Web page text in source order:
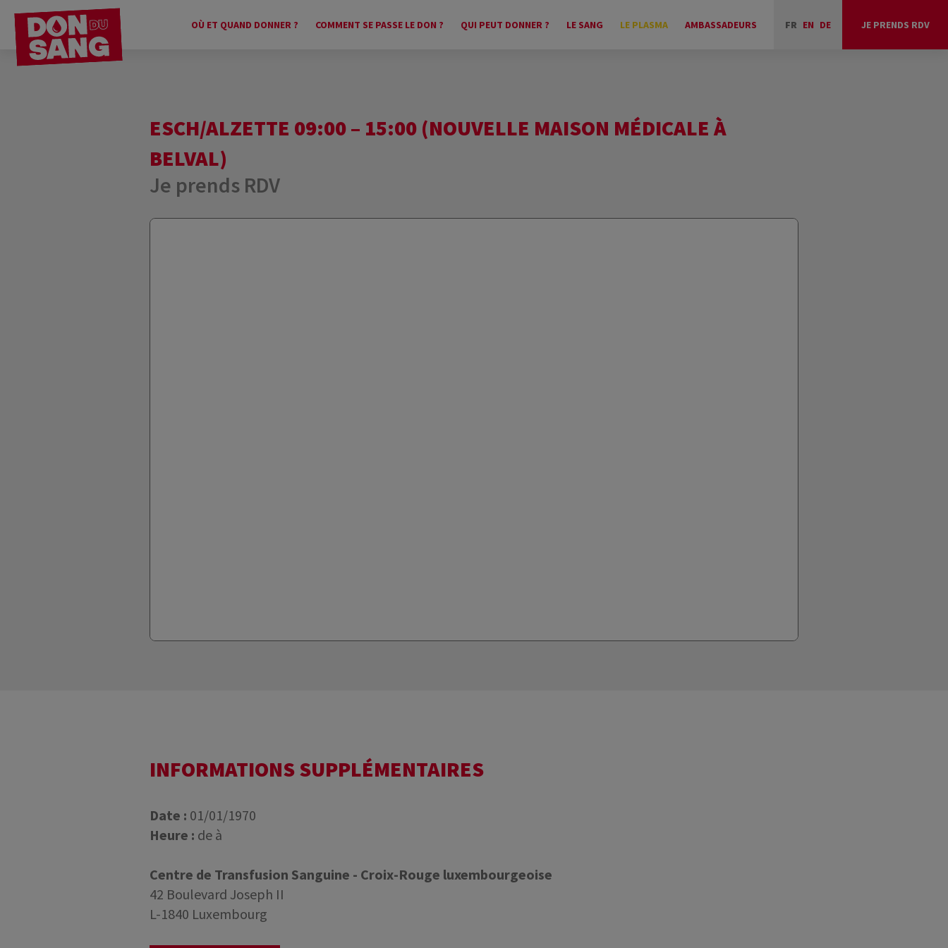
OÙ ET QUAND DONNER ? COMMENT SE PASSE LE DON ? QUI PEUT DONNER ? LE SANG LE PLASMA AMBASSADEURS FR EN DE JE PRENDS RDV
ESCH/ALZETTE 09:00 – 15:00 (NOUVELLE MAISON MÉDICALE À
BELVAL)
Je prends RDV
INFORMATIONS SUPPLÉMENTAIRES
Date : 01/01/1970
Heure : de à
Centre de Transfusion Sanguine - Croix-Rouge luxembourgeoise
42 Boulevard Joseph II
L-1840 Luxembourg